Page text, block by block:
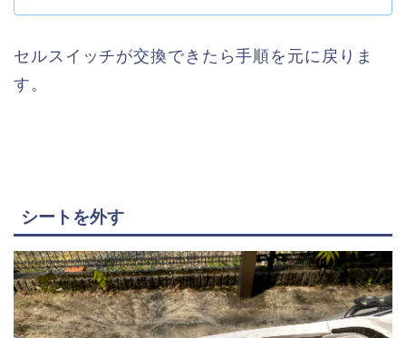
セルスイッチが交換できたら手順を元に戻りま
す。
シートを外す